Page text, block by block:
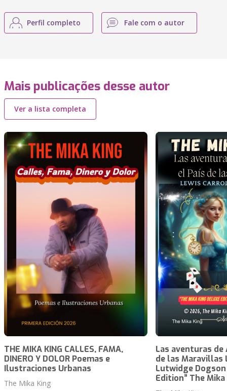
Perfil completo Fale com o autor
Mais publicações desse autor
Ver a lista completa
THE MIKA KING CALLES, FAMA,
DINERO Y DOLOR Poemas e
Ilustraciones Urbanas
The Mika King
Las aventuras de
de las Maravillas
Lutwidge Dogson
Edition” The